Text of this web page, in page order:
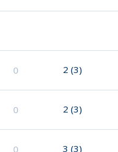
0 2 (3)
0 2 (3)
0 3 (3)